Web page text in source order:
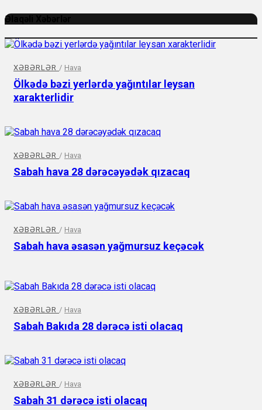
Əlaqəli Xəbərlər
XƏBƏRLƏR / Hava
Ölkədə bəzi yerlərdə yağıntılar leysan
xarakterlidir
XƏBƏRLƏR / Hava
Sabah hava 28 dərəcəyədək qızacaq
XƏBƏRLƏR / Hava
Sabah hava əsasən yağmursuz keçəcək
XƏBƏRLƏR / Hava
Sabah Bakıda 28 dərəcə isti olacaq
XƏBƏRLƏR / Hava
Sabah 31 dərəcə isti olacaq